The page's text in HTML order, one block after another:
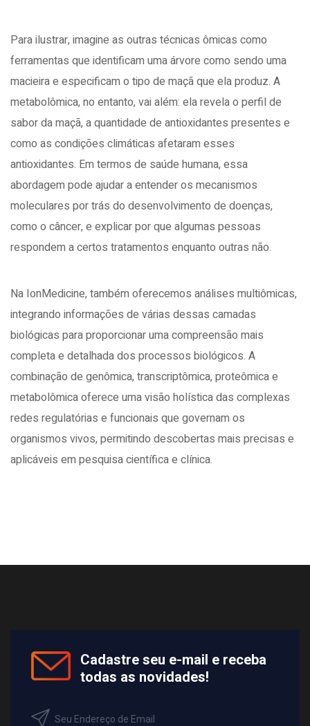
Para ilustrar, imagine as outras técnicas ômicas como
ferramentas que identificam uma árvore como sendo uma
macieira e especificam o tipo de maçã que ela produz. A
metabolômica, no entanto, vai além: ela revela o perfil de
sabor da maçã, a quantidade de antioxidantes presentes e
como as condições climáticas afetaram esses
antioxidantes. Em termos de saúde humana, essa
abordagem pode ajudar a entender os mecanismos
moleculares por trás do desenvolvimento de doenças,
como o câncer, e explicar por que algumas pessoas
respondem a certos tratamentos enquanto outras não.
Na IonMedicine, também oferecemos análises multiômicas,
integrando informações de várias dessas camadas
biológicas para proporcionar uma compreensão mais
completa e detalhada dos processos biológicos. A
combinação de genômica, transcriptômica, proteômica e
metabolômica oferece uma visão holística das complexas
redes regulatórias e funcionais que governam os
organismos vivos, permitindo descobertas mais precisas e
aplicáveis em pesquisa científica e clínica.
Cadastre seu e-mail e receba
todas as novidades!